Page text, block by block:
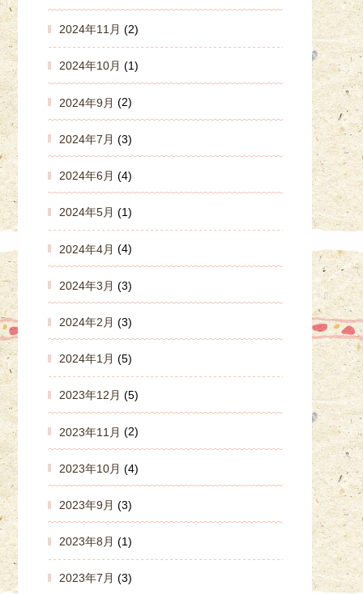
2024年11月 (2)
2024年10月 (1)
2024年9月 (2)
2024年7月 (3)
2024年6月 (4)
2024年5月 (1)
2024年4月 (4)
2024年3月 (3)
2024年2月 (3)
2024年1月 (5)
2023年12月 (5)
2023年11月 (2)
2023年10月 (4)
2023年9月 (3)
2023年8月 (1)
2023年7月 (3)